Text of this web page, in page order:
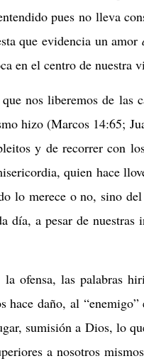
pues no lleva
que evidencia un amor
en el centro de nuestra
nos liberemos de las
hizo (Marcos 14:65;
y de recorrer con
quien hace
lo merece o no, sino
día, a pesar de
ofensa, las palabras
daño, al
sumisión a Dios, lo
a nosotros